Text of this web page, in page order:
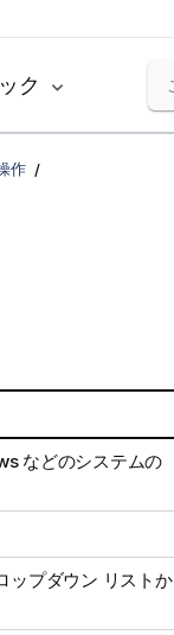
ク
作
などのシステムの
ップダウン リストか